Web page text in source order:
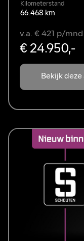
Kilometerstand
66.468 km
Bekijk deze
v.a. € 421 p/
€ 24.950,-